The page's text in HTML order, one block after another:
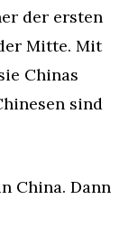
der ersten
Mitte. Mit
Chinas
sind
China. Dann